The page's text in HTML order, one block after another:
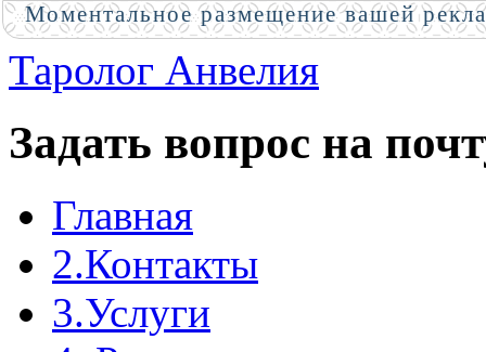
Таролог Анвелия
Задать вопрос на
Главная
2.Контакты
3.Услуги
Моментальное размещение вашей